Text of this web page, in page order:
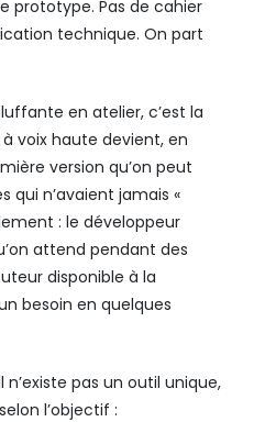
prototype. Pas de cahier
technique. On part
en atelier, c’est la
voix haute devient, en
version qu’on peut
qui n’avaient jamais «
: le développeur
attend pendant des
disponible à la
besoin en quelques
pas un outil unique,
l’objectif :